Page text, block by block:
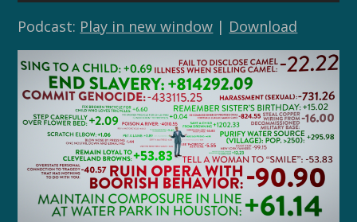
Podcast: Play in new window | Download